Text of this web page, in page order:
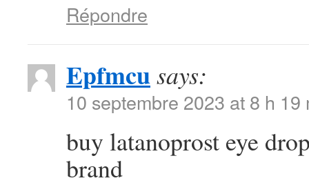
Répondre
Epfmcusays:
10 septembre 2023 at 8 h 19
buy latanoprost eye
brand